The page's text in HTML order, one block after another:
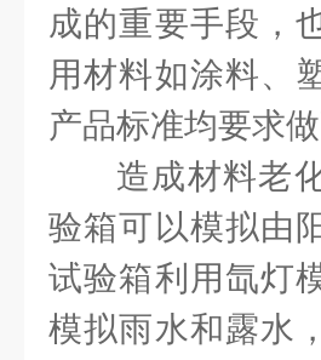
成的重要手段，
用材料如涂料、
产品标准均要求
造成材料老
验箱可以模拟由
试验箱利用氙灯
模拟雨水和露水